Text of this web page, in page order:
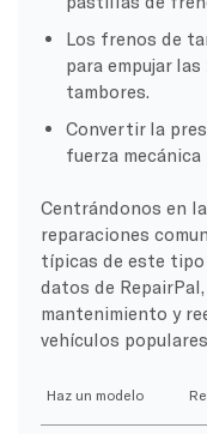
Los frenos de
para empujar
tambores.
Convertir la
fuerza mecánica
Centrándonos en
reparaciones
típicas de este tipo
datos de
mantenimiento y
vehículos
Haz un modelo